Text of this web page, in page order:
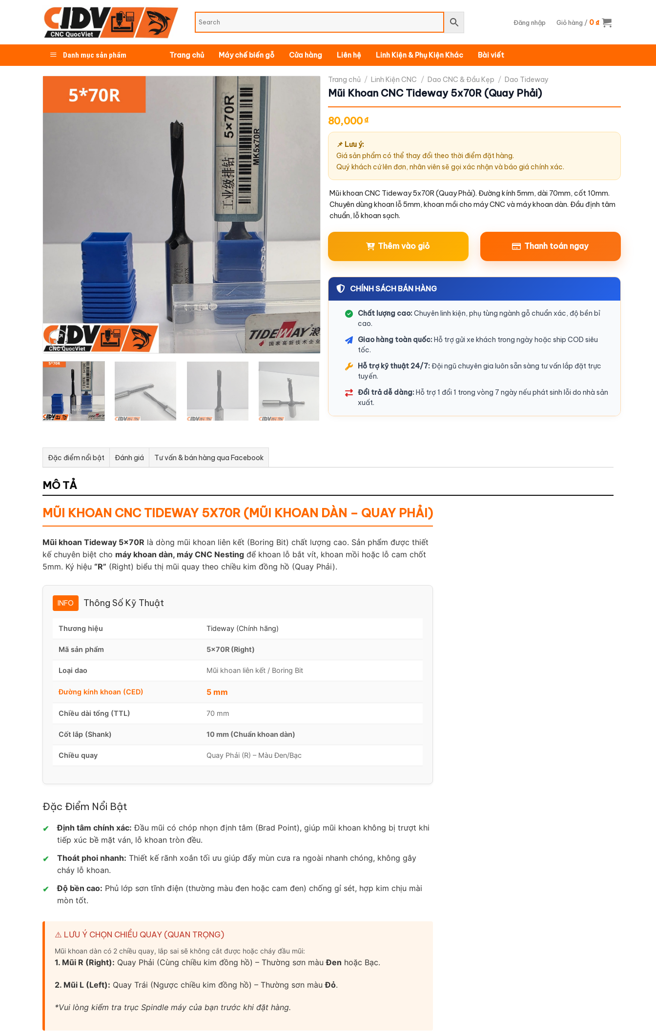
Đăng nhập Giỏ hàng / 0₫
Danh mục sản phẩm Trang chủ Máy chế biến gỗ Cửa hàng Liên hệ Linh Kiện & Phụ Kiện Khác Bài viết
Trang chủ / Linh Kiện CNC / Dao CNC & Đầu Kẹp / Dao Tideway
Mũi Khoan CNC Tideway 5x70R (Quay Phải)
80,000₫
📌 Lưu ý:
Giá sản phẩm có thể thay đổi theo thời điểm đặt hàng.
Quý khách cứ lên đơn, nhân viên sẽ gọi xác nhận và báo giá chính xác.
Mũi khoan CNC Tideway 5x70R (Quay Phải). Đường kính 5mm, dài 70mm, cốt 10mm.
Chuyên dùng khoan lỗ 5mm, khoan mồi cho máy CNC và máy khoan dàn. Đầu định tâm
Thêm vào giỏ Thanh toán ngay
CHÍNH SÁCH BÁN HÀNG
Chất lượng cao:Chuyên linh kiện, phụ tùng ngành gỗ chuẩn xác, độ bền bỉ
cao.
Giao hàng toàn quốc:Hỗ trợ gửi xe khách trong ngày hoặc ship COD siêu
tốc.
Hỗ trợ kỹ thuật 24/7:Đội ngũ chuyên gia luôn sẵn sàng tư vấn lắp đặt trực
tuyến.
Đổi trả dễ dàng:Hỗ trợ 1 đổi 1 trong vòng 7 ngày nếu phát sinh lỗi do nhà sản
xuất.
Đặc điểm nổi bật Đánh giá Tư vấn & bán hàng qua Facebook
MÔ TẢ
MŨI KHOAN CNC TIDEWAY 5X70R (MŨI KHOAN DÀN – QUAY PHẢI)
Mũi khoan Tideway 5x70R là dòng mũi khoan liên kết (Boring Bit) chất lượng cao. Sản phẩm được thiết
kế chuyên biệt cho máy khoan dàn, máy CNC Nesting để khoan lỗ bắt vít, khoan mồi hoặc lỗ cam chốt
5mm. Ký hiệu “R” (Right) biểu thị mũi quay theo chiều kim đồng hồ (Quay Phải).
INFO Thông Số Kỹ Thuật
Thương hiệu Tideway (Chính hãng)
Mã sản phẩm 5x70R (Right)
Loại dao Mũi khoan liên kết / Boring Bit
Đường kính khoan (CED) 5 mm
Chiều dài tổng (TTL) 70 mm
Cốt lắp (Shank) 10 mm (Chuẩn khoan dàn)
Chiều quay Quay Phải (R) – Màu Đen/Bạc
Đặc Điểm Nổi Bật
✔ Định tâm chính xác: Đầu mũi có chóp nhọn định tâm (Brad Point), giúp mũi khoan không bị trượt khi
tiếp xúc bề mặt ván, lỗ khoan tròn đều.
✔
Thoát phoi nhanh: Thiết kế rãnh xoắn tối ưu giúp đẩy mùn cưa ra ngoài nhanh chóng, không gây
cháy lỗ khoan.
✔
Độ bền cao: Phủ lớp sơn tĩnh điện (thường màu đen hoặc cam đen) chống gỉ sét, hợp kim chịu mài
mòn tốt.
⚠️ LƯU Ý CHỌN CHIỀU QUAY (QUAN TRỌNG)
Mũi khoan dàn có 2 chiều quay, lắp sai sẽ không cắt được hoặc cháy đầu mũi:
1. Mũi R (Right): Quay Phải (Cùng chiều kim đồng hồ) – Thường sơn màuĐen hoặc Bạc.
2. Mũi L (Left): Quay Trái (Ngược chiều kim đồng hồ) – Thường sơn màuĐỏ.
*Vui lòng kiểm tra trục Spindle máy của bạn trước khi đặt hàng.